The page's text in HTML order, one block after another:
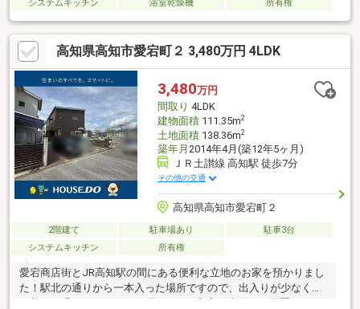
システムキッチン
浴室乾燥機 所有権
高知県高知市愛宕町２ 3,480万円 4LDK
3,480万円
間取り 4LDK
建物面積111.35m2
土地面積138.36m2
築年月 2014年4月(築12年5ヶ月)
ＪＲ土讃線 高知駅 徒歩7分
その他の交通
高知県高知市愛宕町２
2階建て 駐車場あり
駐車3台
システムキッチン
所有権
愛宕商店街とJR高知駅の間にある便利な立地のお家を預かりまし
た！駅北の通りから一本入った場所ですので、出入りが少なく落